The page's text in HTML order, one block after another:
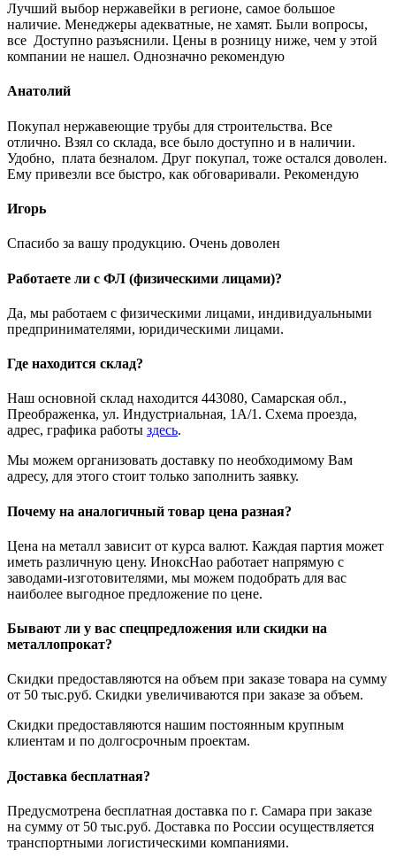
Лучший выбор нержавейки в регионе, самое большое
наличие. Менеджеры адекватные, не хамят. Были вопросы,
все Доступно разъяснили. Цены в розницу ниже, чем у этой
компании не нашел. Однозначно рекомендую
Анатолий
Покупал нержавеющие трубы для строительства. Все
отлично. Взял со склада, все было доступно и в наличии.
Удобно, плата безналом. Друг покупал, тоже остался доволен.
Ему привезли все быстро, как обговаривали. Рекомендую
Игорь
Спасибо за вашу продукцию. Очень доволен
Работаете ли с ФЛ (физическими лицами)?
Да, мы работаем с физическими лицами, индивидуальными
предпринимателями, юридическими лицами.
Где находится склад?
Наш основной склад находится 443080, Самарская обл.,
Преображенка, ул. Индустриальная, 1А/1. Схема проезда,
адрес, графика работы здесь.
Мы можем организовать доставку по необходимому Вам
адресу, для этого стоит только заполнить заявку.
Почему на аналогичный товар цена разная?
Цена на металл зависит от курса валют. Каждая партия может
иметь различную цену. ИноксНао работает напрямую с
заводами-изготовителями, мы можем подобрать для вас
наиболее выгодное предложение по цене.
Бывают ли у вас спецпредложения или скидки на
металлопрокат?
Скидки предоставляются на объем при заказе товара на сумму
от 50 тыс.руб. Скидки увеличиваются при заказе за объем.
Скидки предоставляются нашим постоянным крупным
клиентам и по долгосрочным проектам.
Доставка бесплатная?
Предусмотрена бесплатная доставка по г. Самара при заказе
на сумму от 50 тыс.руб. Доставка по России осуществляется
транспортными логистическими компаниями.